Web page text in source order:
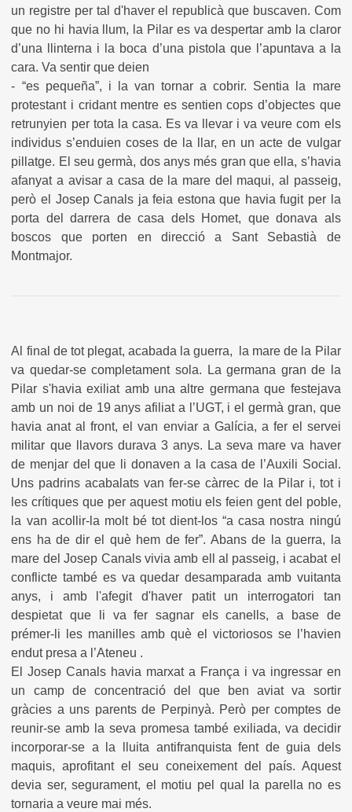
un registre per tal d'haver el republicà que buscaven. Com
que no hi havia llum, la Pilar es va despertar amb la claror
d’una llinterna i la boca d’una pistola que l’apuntava a la
cara. Va sentir que deien
- “es pequeña”, i la van tornar a cobrir. Sentia la mare
protestant i cridant mentre es sentien cops d’objectes que
retrunyien per tota la casa. Es va llevar i va veure com els
individus s’enduien coses de la llar, en un acte de vulgar
pillatge. El seu germà, dos anys més gran que ella, s’havia
afanyat a avisar a casa de la mare del maqui, al passeig,
però el Josep Canals ja feia estona que havia fugit per la
porta del darrera de casa dels Homet, que donava als
boscos que porten en direcció a Sant Sebastià de
Montmajor.
Al final de tot plegat, acabada la guerra, la mare de la Pilar
va quedar-se completament sola. La germana gran de la
Pilar s'havia exiliat amb una altre germana que festejava
amb un noi de 19 anys afiliat a l’UGT, i el germà gran, que
havia anat al front, el van enviar a Galícia, a fer el servei
militar que llavors durava 3 anys. La seva mare va haver
de menjar del que li donaven a la casa de l’Auxili Social.
Uns padrins acabalats van fer-se càrrec de la Pilar i, tot i
les crítiques que per aquest motiu els feien gent del poble,
la van acollir-la molt bé tot dient-los “a casa nostra ningú
ens ha de dir el què hem de fer”. Abans de la guerra, la
mare del Josep Canals vivia amb ell al passeig, i acabat el
conflicte també es va quedar desamparada amb vuitanta
anys, i amb l'afegit d'haver patit un interrogatori tan
despietat que li va fer sagnar els canells, a base de
prémer-li les manilles amb què el victoriosos se l’havien
endut presa a l’Ateneu .
El Josep Canals havia marxat a França i va ingressar en
un camp de concentració del que ben aviat va sortir
gràcies a uns parents de Perpinyà. Però per comptes de
reunir-se amb la seva promesa també exiliada, va decidir
incorporar-se a la lluita antifranquista fent de guia dels
maquis, aprofitant el seu coneixement del país. Aquest
devia ser, segurament, el motiu pel qual la parella no es
tornaria a veure mai més.